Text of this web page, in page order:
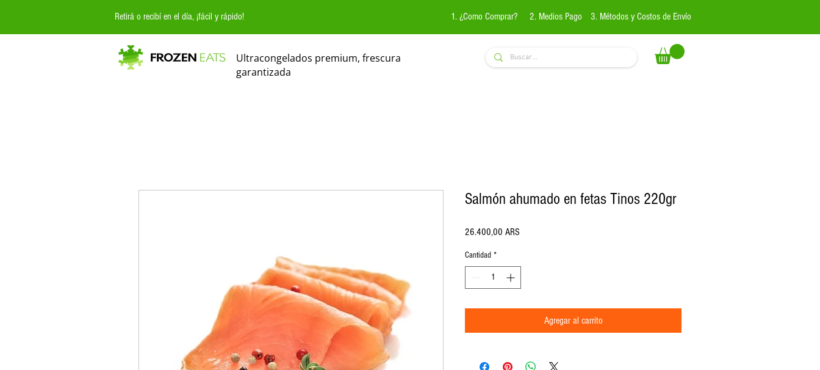
Retirá o recibí en el día, ¡fácil y rápido! 1. ¿Como Comprar? 2. Medios Pago 3. Métodos y Costos de Envío
Ultracongelados premium, frescura
garantizada
Salmón ahumado en fetas Tinos 220gr
26.400,00 ARS
Cantidad *
Agregar al carrito